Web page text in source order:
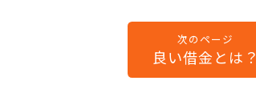
次のページ
良い借金とは？